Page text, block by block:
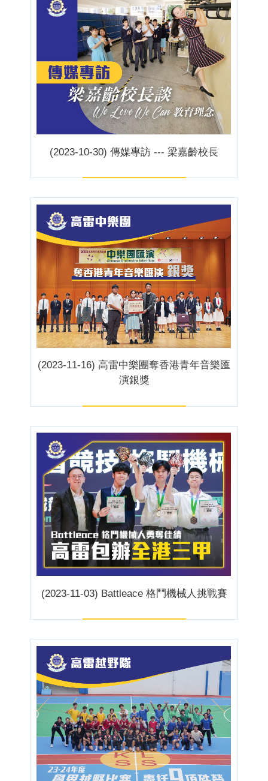
(2023-10-30) 傳媒專訪 --- 梁嘉齡校長
(2023-11-16) 高雷中樂團奪香港青年音樂匯
演銀獎
(2023-11-03) Battleace 格鬥機械人挑戰賽